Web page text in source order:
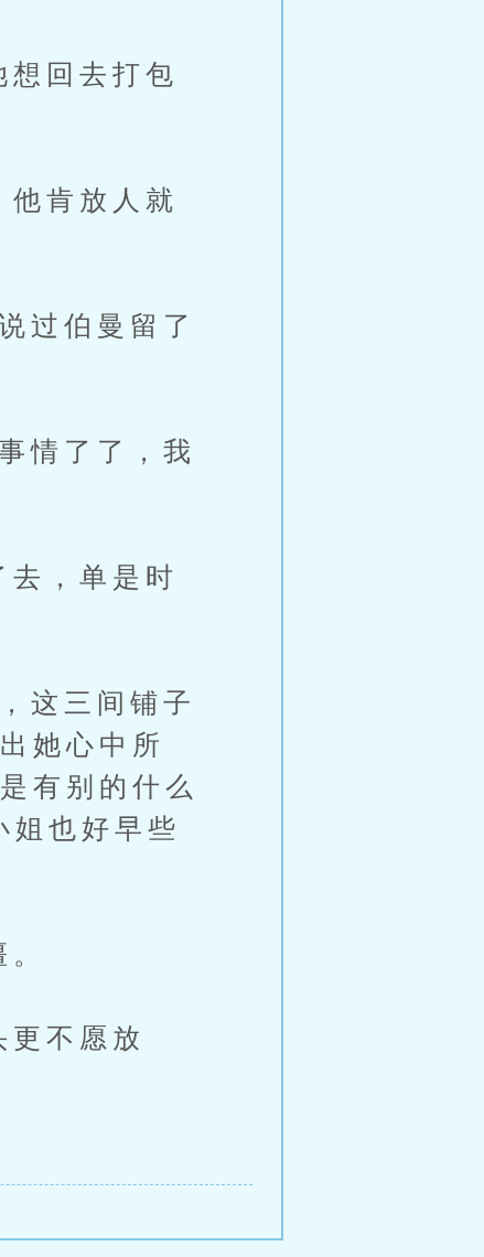
回去打包
肯放人就
伯曼留了
了了，我
，单是时
三间铺子
她心中所
有别的什么
姐也好早些
不愿放